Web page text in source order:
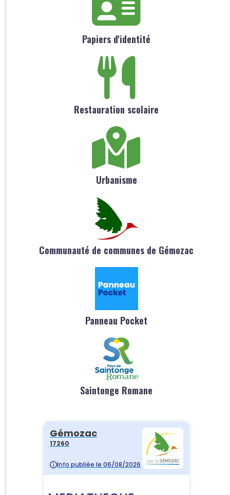
Papiers d'identité
Restauration scolaire
Urbanisme
Communauté de communes de Gémozac
Panneau Pocket
Saintonge Romane